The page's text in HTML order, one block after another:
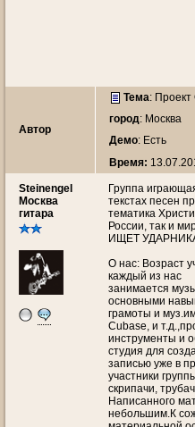
Автор
Тема:
город: Москва
Демо: Есть
Время:
Steinengel
Москва
гитара
Группа
текстах песен
тематика
России, так и
ИЩЕТ УДАРНИКА
О нас: Возраст
каждый из нас
занимается
основными
грамоты и
Cubase, и
инструменты и
студия для
записью уже в
участники
скрипачи,
Написанного
небольшим.К